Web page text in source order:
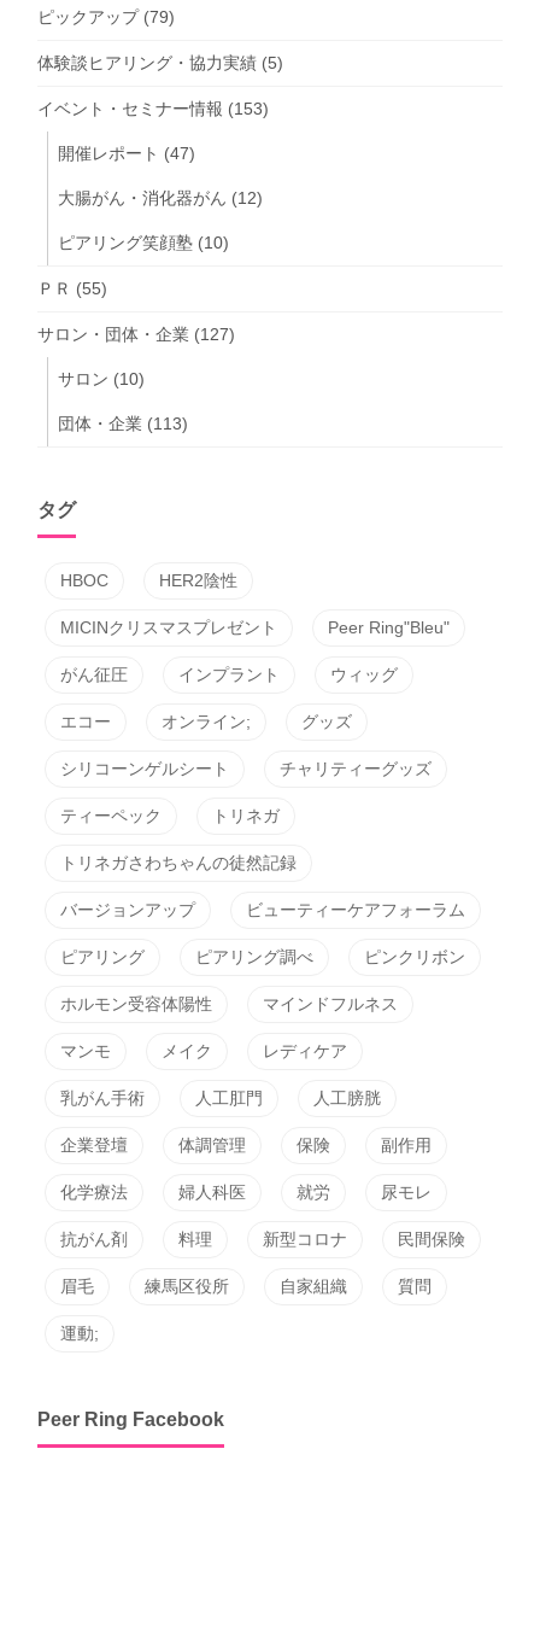
ピックアップ(79)
体験談ヒアリング・協力実績 (5)
イベント・セミナー情報 (153)
開催レポート (47)
大腸がん・消化器がん (12)
ピアリング笑顔塾 (10)
ＰＲ (55)
サロン・団体・企業 (127)
サロン (10)
団体・企業 (113)
タグ
HBOC HER2陰性
MICINクリスマスプレゼント Peer Ring"Bleu"
がん征圧 インプラント ウィッグ
エコー オンライン; グッズ
シリコーンゲルシート チャリティーグッズ
ティーペック トリネガ
トリネガさわちゃんの徒然記録
バージョンアップ ビューティーケアフォーラム
ピアリング ピアリング調べ ピンクリボン
ホルモン受容体陽性 マインドフルネス
マンモ メイク レディケア
乳がん手術 人工肛門 人工膀胱
企業登壇 体調管理 保険 副作用
化学療法 婦人科医 就労 尿モレ
抗がん剤 料理 新型コロナ 民間保険
眉毛 練馬区役所 自家組織 質問
運動;
Peer Ring Facebook